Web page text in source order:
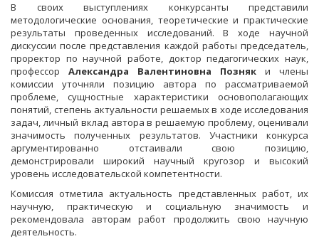
В своих выступлениях конкурсанты представили
методологические основания, теоретические и практические
результаты проведенных исследований. В ходе научной
дискуссии после представления каждой работы председатель,
проректор по научной работе, доктор педагогических наук,
профессор Александра Валентиновна Позняк и члены
комиссии уточняли позицию автора по рассматриваемой
проблеме, сущностные характеристики основополагающих
понятий, степень актуальности решаемых в ходе исследования
задач, личный вклад автора в решаемую проблему, оценивали
значимость полученных результатов. Участники конкурса
аргументированно отстаивали свою позицию,
демонстрировали широкий научный кругозор и высокий
уровень исследовательской компетентности.
Комиссия отметила актуальность представленных работ, их
научную, практическую и социальную значимость и
рекомендовала авторам работ продолжить свою научную
деятельность.